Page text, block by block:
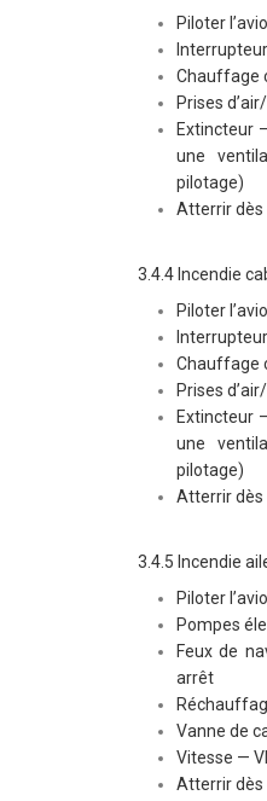
Piloter
Chauffage
Prises
Extincteur
une
pilotage)
Atterrir dès
3.4.4 Incendie
Piloter
Chauffage
Prises
Extincteur
une
pilotage)
Atterrir dès
3.4.5 Incendie
Piloter
Pompes
Feux de
arrêt
Vanne de
Vitesse —
Atterrir dès